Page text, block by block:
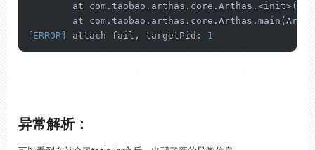
        at com.taobao.arthas.core.Arthas.<init>(
        at com.taobao.arthas.core.
Arthas . main(
[ERROR]
attach fail, targetPid: 1
异常解析：